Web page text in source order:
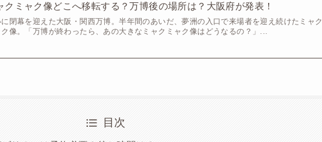
クミャク像どこへ移転する？万博後の場所は？大阪府が発表！
閉幕を迎えた大阪・関西万博。半年間のあいだ、夢洲の入口で来場者を迎え続けたミャク
ク像。「万博が終わったら、あの大きなミャクミャク像はどうなるの？」...
目次